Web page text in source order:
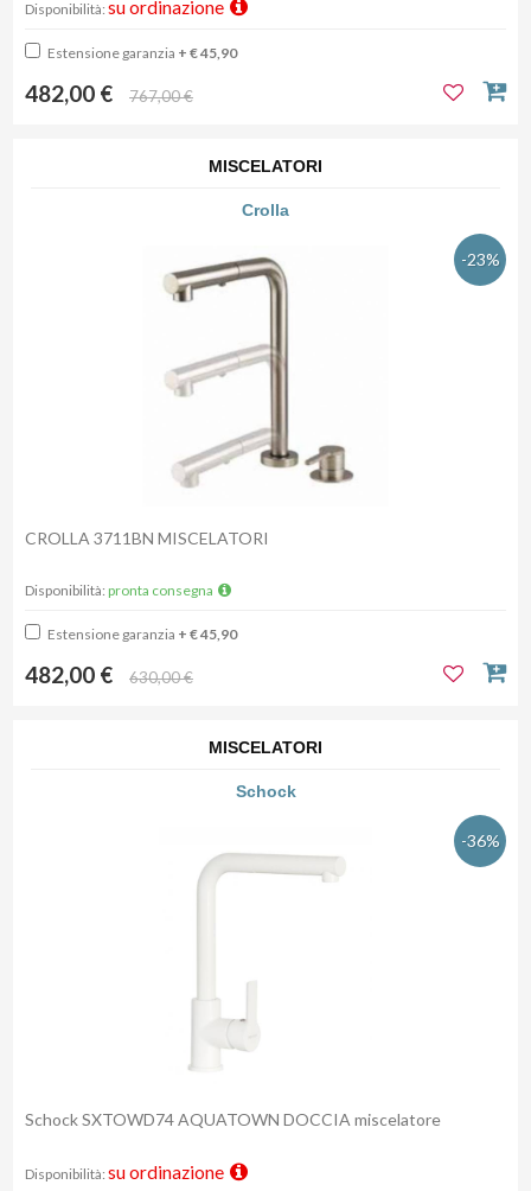
Disponibilità: su ordinazione
Estensione garanzia + € 45,90
482,00 € 767,00 €
MISCELATORI
Crolla
-23%
CROLLA 3711BN MISCELATORI
Disponibilità: pronta consegna
Estensione garanzia + € 45,90
482,00 € 630,00 €
MISCELATORI
Schock
-36%
Schock SXTOWD74 AQUATOWN DOCCIA miscelatore
Disponibilità: su ordinazione